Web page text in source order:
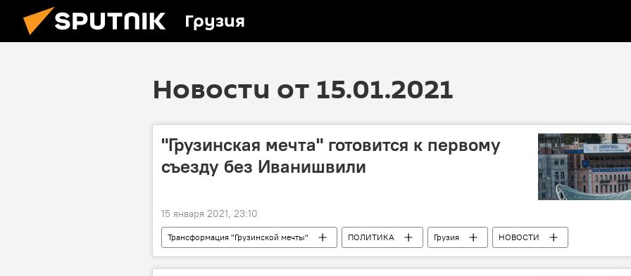
Грузия
Новости от 15.01.2021
"Грузинская мечта" готовится к первому
съезду без Иванишвили
15 января 2021, 23:10
Трансформация "Грузинской мечты" ПОЛИТИКА Грузия
НОВОСТИ
Грузинская мечта - демократическая Грузия
Ираклий Кобахидзе Каха Каладзе